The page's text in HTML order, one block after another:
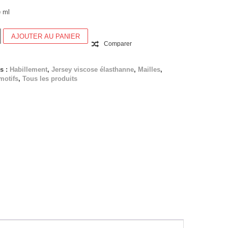
ml
AJOUTER AU PANIER
Comparer
: Habillement, Jersey viscose élasthanne, Mailles,
, Tous les produits